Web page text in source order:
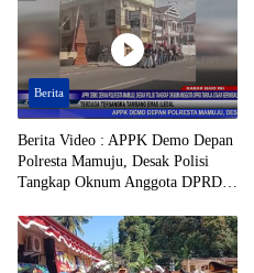
Berita
Berita Video : APPK Demo Depan
Polresta Mamuju, Desak Polisi
Tangkap Oknum Anggota DPRD
Tersangka Tambang Emas Ilegal